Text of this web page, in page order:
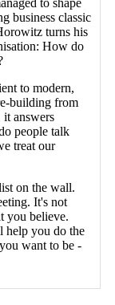
business classic
turns his
How do
to modern,
building from
it answers
people talk
treat our
on the wall.
It's not
you believe.
help you do the
want to be -